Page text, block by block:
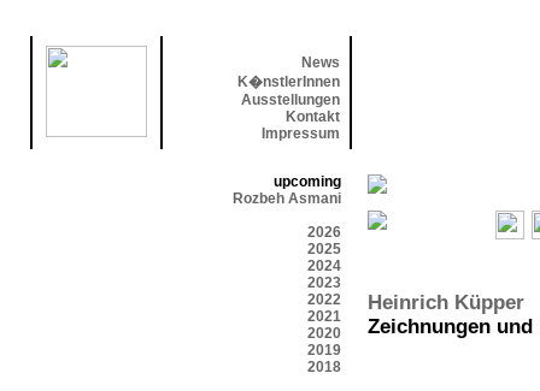
News
K�nstlerInnen
Ausstellungen
Kontakt
Impressum
upcoming
Rozbeh Asmani
2026
2025
2024
2023
2022
2021
2020
2019
2018
Heinrich Küpper
Zeichnungen und